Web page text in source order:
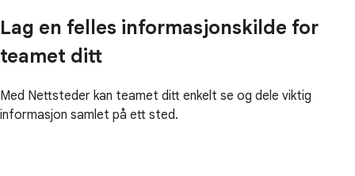
Lag en felles informasjonskilde for
teamet ditt
Med Nettsteder kan teamet ditt enkelt se og dele viktig
informasjon samlet på ett sted.